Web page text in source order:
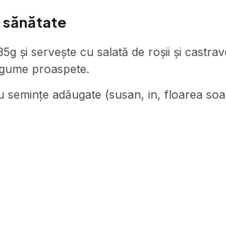
și servește cu salată de roșii și
proaspete.
semințe adăugate (susan, in, floarea